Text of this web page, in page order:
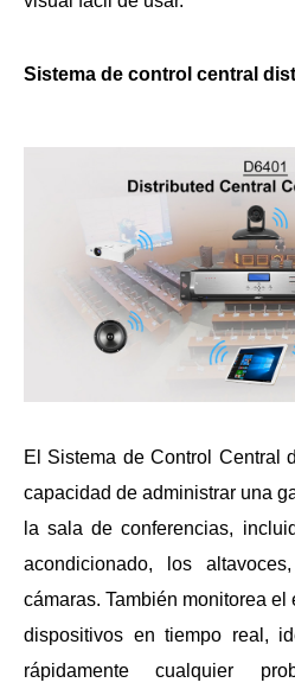
Sistema de control central
El Sistema de Control Central
capacidad de administrar una
la sala de conferencias,
acondicionado, los
cámaras. También monitorea
dispositivos en tiempo real,
rápidamente cualquier